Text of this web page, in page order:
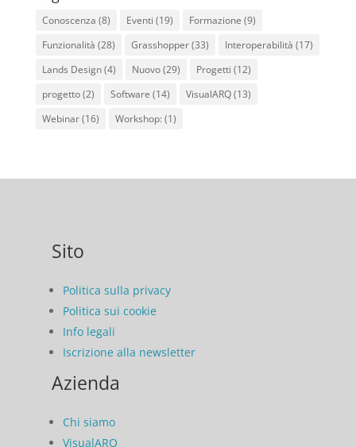
Conoscenza (8) Eventi (19) Formazione (9)
Funzionalità (28) Grasshopper(33) Interoperabilità (17)
Lands Design(4) Nuovo(29) Progetti (12)
progetto(2) Software (14) VisualARQ(13)
Webinar(16) Workshop: (1)
Sito
Politica sulla privacy
Politica sui cookie
Info legali
Iscrizione alla newsletter
Azienda
Chi siamo
VisualARQ